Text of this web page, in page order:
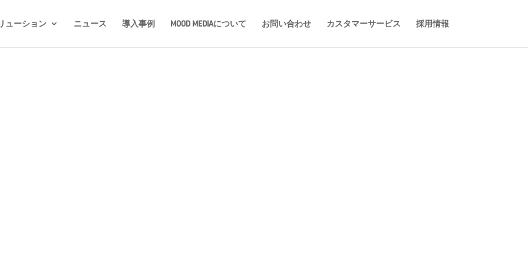
ューション ニュース 導入事例 MOOD MEDIAについて お問い合わせ カスタマーサービス 採用情報